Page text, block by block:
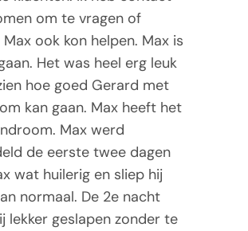
om te vragen of
ook kon helpen. Max is
Het was heel erg leuk
hoe goed Gerard met
kan gaan. Max heeft het
Max werd
de eerste twee dagen
wat huilerig en sliep hij
normaal. De 2e nacht
lekker geslapen zonder te